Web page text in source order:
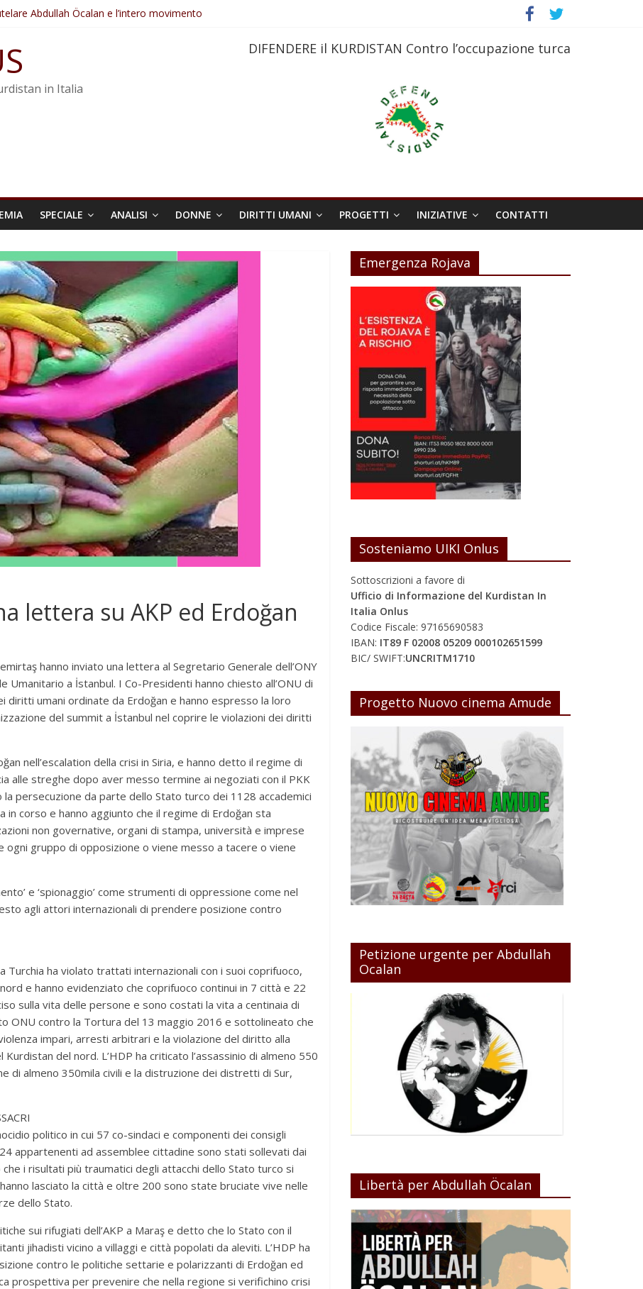
Abdullah Öcalan e l’intero movimento
ostacolerebbe l’attuazione della legge
i crimini di guerra dell’Iran
trasformata in legge positiva
in Italia
DIFENDERE il KURDISTAN Contro l’occupazione turca
SPECIALE ANALISI DONNE DIRITTI UMANI PROGETTI INIZIATIVE CONTATTI
lettera su AKP ed Erdoğan
hanno inviato una lettera al Segretario Generale dell’ONY
Umanitario a İstanbul. I Co-Presidenti hanno chiesto all’ONU di
umani ordinate da Erdoğan e hanno espresso la loro
del summit a İstanbul nel coprire le violazioni dei diritti
nell’escalation della crisi in Siria, e hanno detto il regime di
alle streghe dopo aver messo termine ai negoziati con il PKK
persecuzione da parte dello Stato turco dei 1128 accademici
corso e hanno aggiunto che il regime di Erdoğan sta
non governative, organi di stampa, università e imprese
ogni gruppo di opposizione o viene messo a tacere o viene
e ‘spionaggio’ come strumenti di oppressione come nel
agli attori internazionali di prendere posizione contro
Turchia ha violato trattati internazionali con i suoi coprifuoco,
e hanno evidenziato che coprifuoco continui in 7 città e 22
sulla vita delle persone e sono costati la vita a centinaia di
ONU contro la Tortura del 13 maggio 2016 e sottolineato che
impari, arresti arbitrari e la violazione del diritto alla
del nord. L’HDP ha criticato l’assassinio di almeno 550
di almeno 350mila civili e la distruzione dei distretti di Sur,
politico in cui 57 co-sindaci e componenti dei consigli
appartenenti ad assemblee cittadine sono stati sollevati dai
i risultati più traumatici degli attacchi dello Stato turco si
lasciato la città e oltre 200 sono state bruciate vive nelle
dello Stato.
sui rifugiati dell’AKP a Maraş e detto che lo Stato con il
jihadisti vicino a villaggi e città popolati da aleviti. L’HDP ha
contro le politiche settarie e polarizzanti di Erdoğan ed
prospettiva per prevenire che nella regione si verifichino crisi
Emergenza Rojava
Sosteniamo UIKI Onlus
Sottoscrizioni a favore di
Ufficio di Informazione del Kurdistan In
Italia Onlus
Codice Fiscale: 97165690583
IBAN: IT89 F 02008 05209 000102651599
BIC/ SWIFT:UNCRITM1710
Progetto Nuovo cinema Amude
Petizione urgente per Abdullah
Ocalan
Libertà per Abdullah Öcalan